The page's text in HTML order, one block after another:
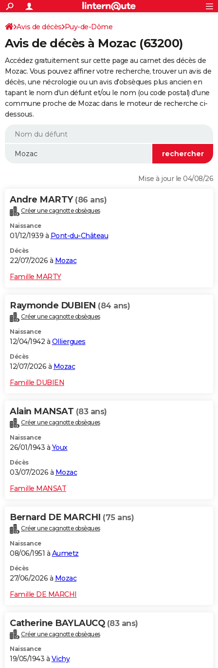
ACTUALITÉS
Politique
Société
Faits Divers
Education
Monde
Villes
+
SPORT
Coupe du monde 2026
Football
Tennis
Cyclisme
Rugby
Forum
Programme TV
TNTStreaming
Cinéma
Sorties cinéma
Musique
+
FINANCE
Retraite
Epargne
Immobilier
Risques naturels par ville
Assurance
AUTO
Essais
Réserver un essai
Citadines
Berlines
SUV
Forum auto
+
HIGH-TECH
BRICOLAGE
WEEK-END
Alimentation
Guide de la santé
Maladies
Médicaments
Sommeil
VOYAGE
Destinations
City break
Voyage nature
Voyage de noces
Forum
Climat
+PHOTO
GUIDES D'ACHAT
Carte de Noël
Carte Bonne année
Carte Saint-Valentin
Carte Pâques
Carte d'anniversaire
DICTIONNAIRE
Dictionnaire
Biographies
Citations
Expressions
Proverbes
PROGRAMME TV
S'inscrire
Se connecter
Lycées
Collèges
Primaires
Universités
Entreprises
Service militaire
Avis de recherche
AVIS DE DÉCÈS
FORUM
Bricolage
Lifestyle
Culture
Sport
Auto
Television
Voyage
Cinema
S'inscrire
Connexion
Avis de décès Puy-de-Dôme
Avis de décès à Mozac (63200)
Accédez gratuitement sur cette page au carnet des décès de
Mozac. Vous pouvez affiner votre recherche, trouver un avis de
décès, une nécrologie ou un avis d'obsèques plus ancien en
tapant le nom d'un défunt et/ou le nom (ou code postal) d'une
commune proche de Mozac dans le moteur de recherche ci-
dessous.
Mise à jour le 04/08/26
Andre MARTY (86 ans)
Créer une cagnotte obsèques
Naissance
01/12/1939 à Pont-du-Château
Décès
22/07/2026 à Mozac
Famille MARTY
Raymonde DUBIEN (84 ans)
Créer une cagnotte obsèques
Naissance
12/04/1942 à Olliergues
Décès
12/07/2026 à Mozac
Famille DUBIEN
Alain MANSAT (83 ans)
Créer une cagnotte obsèques
Naissance
26/01/1943 à Youx
Décès
03/07/2026 à Mozac
Famille MANSAT
Bernard DE MARCHI (75 ans)
Créer une cagnotte obsèques
Naissance
08/06/1951 à Aumetz
Décès
27/06/2026 à Mozac
Famille DE MARCHI
Catherine BAYLAUCQ (83 ans)
Créer une cagnotte obsèques
Naissance
19/05/1943 à Vichy